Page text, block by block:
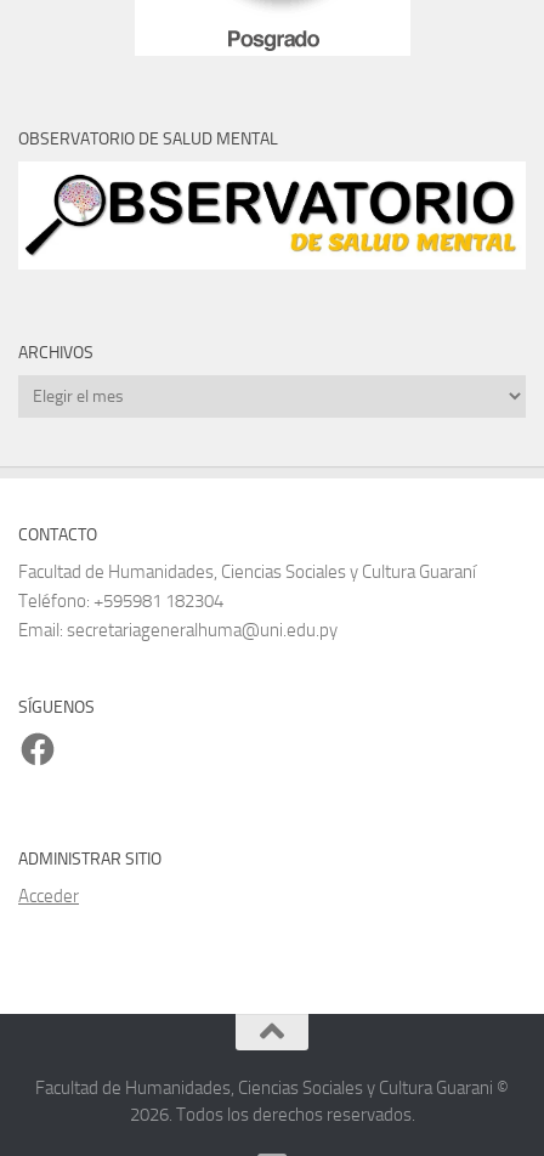
OBSERVATORIO DE SALUD MENTAL
ARCHIVOS
Archivos
CONTACTO
Facultad de Humanidades, Ciencias Sociales y Cultura Guaraní
Teléfono: +595981 182304
Email: secretariageneralhuma@uni.edu.py
SÍGUENOS
Facebook
ADMINISTRAR SITIO
Acceder
Facultad de Humanidades, Ciencias Sociales y Cultura Guarani ©
2026. Todos los derechos reservados.